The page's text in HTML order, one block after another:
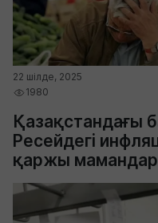
22 шілде, 2025
1980
Қазақстандағы
Ресейдегі
қаржы